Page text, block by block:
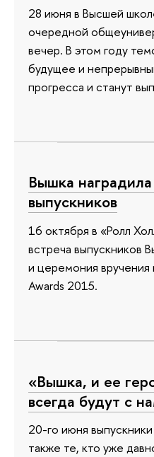
28 июня в Высшей
очередной
вечер. В этом году
будущее и
прогресса и станут
Вышка
выпускников
16 октября в «Ролл
встреча выпускников
и церемония вручения
Awards 2015.
«Вышка, и ее
всегда будут с
20-го июня
также те, кто уже